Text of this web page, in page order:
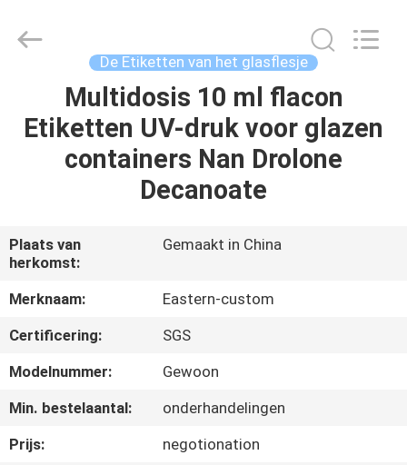
PRODUCTEN
ONS
FABRIEKSREIS
KWALITEITSCONTROLE
CONTACTEER
ONS
Industry
De Etiketten van het glasflesje
Multidosis 10 ml flacon
Etiketten UV-druk voor glazen
containers Nan Drolone
Decanoate
Plaats van
herkomst:
Gemaakt in China
Merknaam:
Eastern-custom
Certificering:
SGS
Modelnummer:
Gewoon
Min. bestelaantal:
onderhandelingen
Prijs:
negotionation